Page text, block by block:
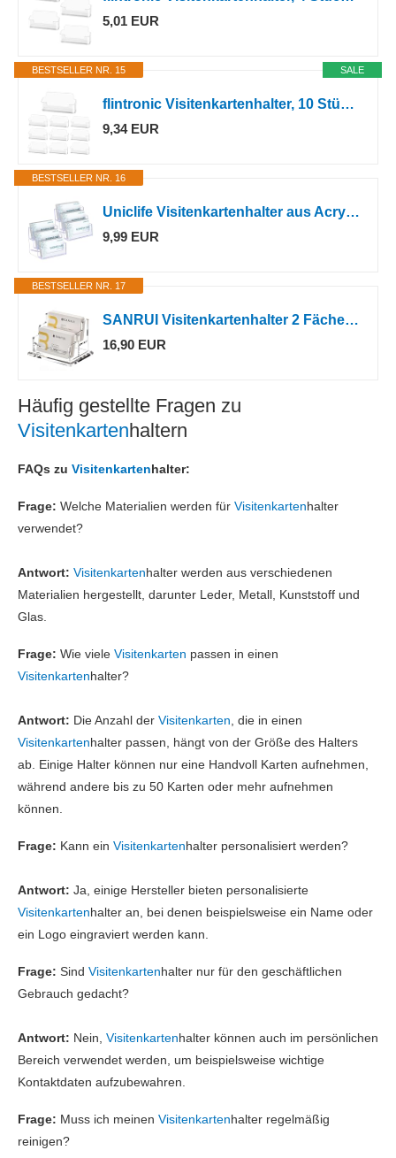
5,01 EUR
SALE
BESTSELLER NR. 15
flintronic Visitenkartenhalter, 10 Stück Visitenkartenständer, Transparente Visitenkartenhalter Display Kunststoff, Visitenkarten Aufsteller, Visitenkarte Tischständer für Zuhause, Büro
9,34 EUR
BESTSELLER NR. 16
Uniclife Visitenkartenhalter aus Acryl für den Schreibtisch, 3 Fächer, transparenter Visitenkarten-Präsentationsständer für Männer und Frauen, Desktop-Visitenkarten-Organizer, Kartenständer für Büro,
9,99 EUR
BESTSELLER NR. 17
SANRUI Visitenkartenhalter 2 Fächer - Große Kapazität für 120 Visitenkarten, Robuster Acryl Visitenkartenständer mit 8mm Verstärkter Basis, Premium Visitenkarten Aufsteller für Büro, Empfang, Praxis
16,90 EUR
Häufig gestellte Fragen zu
Visitenkartenhaltern
FAQs zu Visitenkartenhalter:
Frage: Welche Materialien werden für Visitenkartenhalter
verwendet?
Antwort: Visitenkartenhalter werden aus verschiedenen
Materialien hergestellt, darunter Leder, Metall, Kunststoff und
Glas.
Frage: Wie viele Visitenkarten passen in einen
Visitenkartenhalter?
Antwort: Die Anzahl der Visitenkarten , die in einen
Visitenkartenhalter passen, hängt von der Größe des Halters
ab. Einige Halter können nur eine Handvoll Karten aufnehmen,
während andere bis zu 50 Karten oder mehr aufnehmen
können.
Frage: Kann ein Visitenkartenhalter personalisiert werden?
Antwort: Ja, einige Hersteller bieten personalisierte
Visitenkartenhalter an, bei denen beispielsweise ein Name oder
ein Logo eingraviert werden kann.
Frage: Sind Visitenkartenhalter nur für den geschäftlichen
Gebrauch gedacht?
Antwort: Nein, Visitenkartenhalter können auch im persönlichen
Bereich verwendet werden, um beispielsweise wichtige
Kontaktdaten aufzubewahren.
Frage: Muss ich meinen Visitenkartenhalter regelmäßig
reinigen?